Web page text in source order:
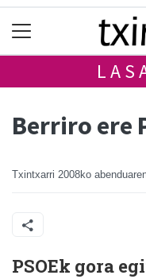
Berriro ere
Txintxarri 2008ko
PSOEk gora